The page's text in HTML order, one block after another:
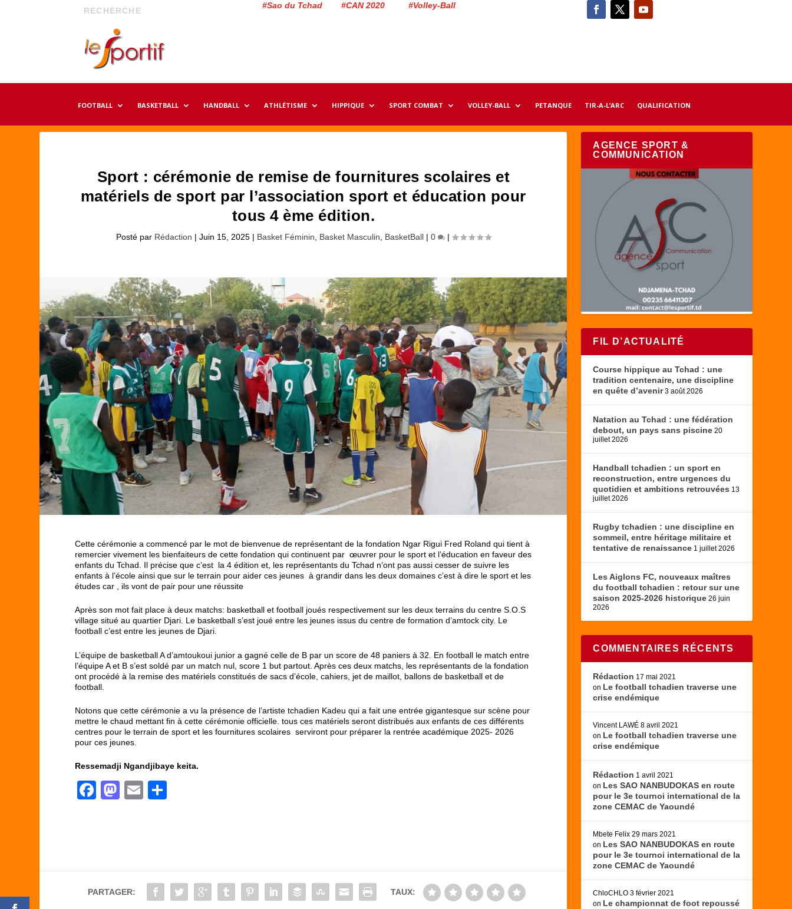
#Sao du Tchad #CAN 2020 #Volley-Ball
FOOTBALL BASKETBALL HANDBALL ATHLÉTISME HIPPIQUE SPORT COMBAT VOLLEY-BALL PETANQUE TIR-A-L’ARC QUALIFICATION
Sport : cérémonie de remise de fournitures scolaires et
matériels de sport par l’association sport et éducation pour
tous 4 ème édition.
Posté par Rédaction | Juin 15, 2025| Basket Féminin Basket Masculin BasketBall| 0 |
Cette cérémonie a commencé par le mot de bienvenue de représentant de la fondation Ngar Rigui Fred Roland qui tient à
remercier vivement les bienfaiteurs de cette fondation qui continuent par œuvrer pour le sport et l’éducation en faveur des
enfants du Tchad. Il précise que c’est la 4 édition et, les représentants du Tchad n’ont pas aussi cesser de suivre les
enfants à l’école ainsi que sur le terrain pour aider ces jeunes à grandir dans les deux domaines c’est à dire le sport et les
études car , ils vont de pair pour une réussite
Après son mot fait place à deux matchs: basketball et football joués respectivement sur les deux terrains du centre S.O.S
village situé au quartier Djari. Le basketball s’est joué entre les jeunes issus du centre de formation d’amtock city. Le
football c’est entre les jeunes de Djari.
L’équipe de basketball A d’amtoukoui junior a gagné celle de B par un score de 48 paniers à 32. En football le match entre
l’équipe A et B s’est soldé par un match nul, score 1 but partout. Après ces deux matchs, les représentants de la fondation
ont procédé à la remise des matériels constitués de sacs d’école, cahiers, jet de maillot, ballons de basketball et de
football.
Notons que cette cérémonie a vu la présence de l’artiste tchadien Kadeu qui a fait une entrée gigantesque sur scène pour
mettre le chaud mettant fin à cette cérémonie officielle. tous ces matériels seront distribués aux enfants de ces différents
centres pour le terrain de sport et les fournitures scolaires serviront pour préparer la rentrée académique 2025- 2026
pour ces jeunes.
Ressemadji Ngandjibaye keita.
F
b
o
M
d
o
E
er
PARTAGER: TAUX:
AGENCE SPORT &
COMMUNICATION
FIL D’ACTUALITÉ
Course hippique au Tchad : une
tradition centenaire, une discipline
en quête d’avenir 3 août 2026
Natation au Tchad : une fédération
debout, un pays sans piscine 20
juillet 2026
Handball tchadien : un sport en
reconstruction, entre urgences du
quotidien et ambitions retrouvées 13
juillet 2026
Rugby tchadien : une discipline en
sommeil, entre héritage militaire et
tentative de renaissance 1 juillet 2026
Les Aiglons FC, nouveaux maîtres
du football tchadien : retour sur une
saison 2025-2026 historique 26 juin
2026
COMMENTAIRES RÉCENTS
Rédaction 17 mai 2021
on Le football tchadien traverse une
crise endémique
Vincent LAWÉ 8 avril 2021
on Le football tchadien traverse une
crise endémique
Rédaction 1 avril 2021
on Les SAO NANBUDOKAS en route
pour le 3e tournoi international de la
zone CEMAC de Yaoundé
Mbete Felix 29 mars 2021
on Les SAO NANBUDOKAS en route
pour le 3e tournoi international de la
zone CEMAC de Yaoundé
ChloCHLO 3 février 2021
on Le championnat de foot repoussé